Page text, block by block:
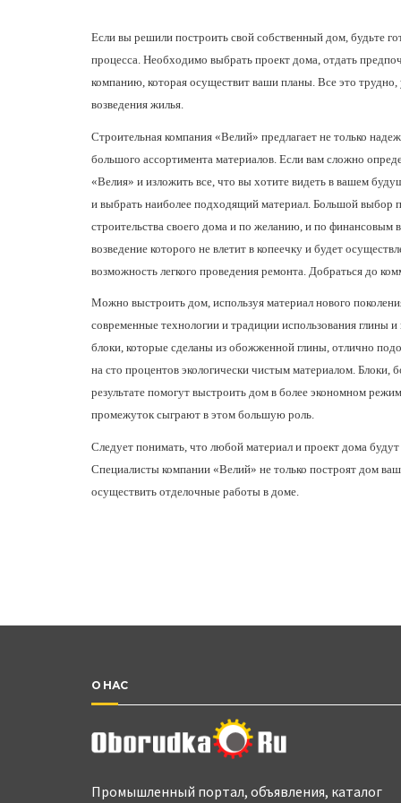
Если вы решили построить свой собственный дом, будьте
процесса. Необходимо выбрать проект дома, отдать
компанию, которая осуществит ваши планы. Все это
возведения жилья.
Строительная компания «Велий» предлагает не только
большого ассортимента материалов. Если вам сложно
«Велия» и изложить все, что вы хотите видеть в вашем
и выбрать наиболее подходящий материал. Большой выбор
строительства своего дома и по желанию, и по
возведение которого не влетит в копеечку и будет
возможность легкого проведения ремонта. Добраться до
Можно выстроить дом, используя материал нового
современные технологии и традиции использования
блоки, которые сделаны из обожженной глины, отлично
на сто процентов экологически чистым материалом. Блоки,
результате помогут выстроить дом в более экономном
промежуток сыграют в этом большую роль.
Следует понимать, что любой материал и проект дома
Специалисты компании «Велий» не только построят дом
осуществить отделочные работы в доме.
О НАС
Промышленный портал, объявления, каталог